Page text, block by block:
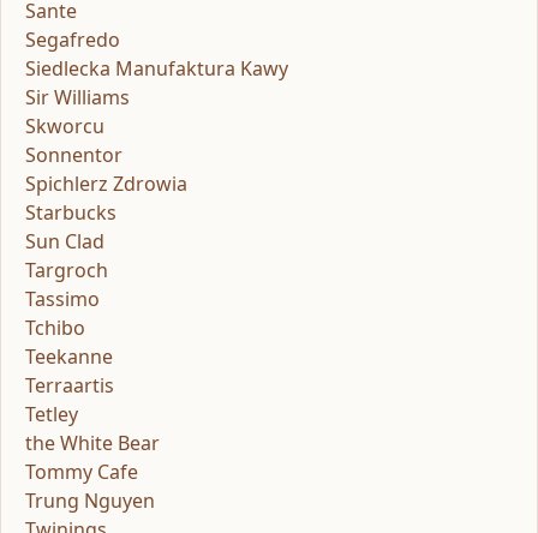
Sante
Segafredo
Siedlecka Manufaktura Kawy
Sir Williams
Skworcu
Sonnentor
Spichlerz Zdrowia
Starbucks
Sun Clad
Targroch
Tassimo
Tchibo
Teekanne
Terraartis
Tetley
the White Bear
Tommy Cafe
Trung Nguyen